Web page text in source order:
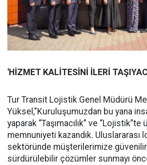
'HİZMET KALİTESİNİ İLERİ
Tur Transit Lojistik Genel Müdürü
Yüksel,"Kuruluşumuzdan bu yana
yaparak “Taşımacılık” ve
memnuniyeti kazandık. Uluslararası
sektöründe müşterilerimize
sürdürülebilir çözümler sunmayı